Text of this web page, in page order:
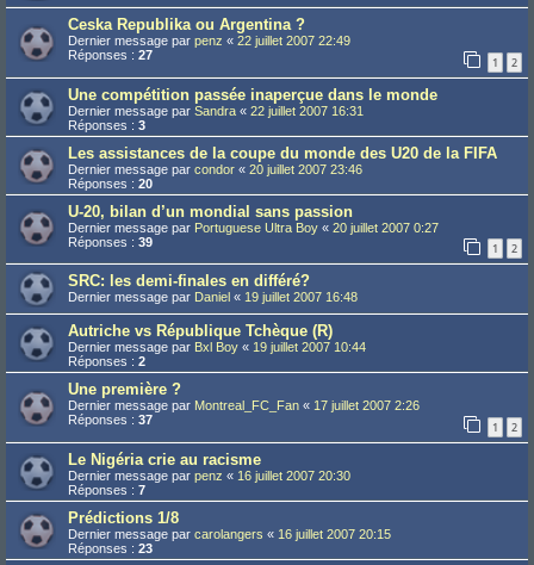
Ceska Republika ou Argentina ?
Dernier message par penz « 22 juillet 2007 22:49
Réponses : 27 1 2
Une compétition passée inaperçue dans le monde
Dernier message par Sandra « 22 juillet 2007 16:31
Réponses : 3
Les assistances de la coupe du monde des U20 de la FIFA
Dernier message par condor « 20 juillet 2007 23:46
Réponses : 20
U-20, bilan d’un mondial sans passion
Dernier message par Portuguese Ultra Boy « 20 juillet 2007 0:27
Réponses : 39 1 2
SRC: les demi-finales en différé?
Dernier message par Daniel « 19 juillet 2007 16:48
Autriche vs République Tchèque (R)
Dernier message par Bxl Boy « 19 juillet 2007 10:44
Réponses : 2
Une première ?
Dernier message par Montreal_FC_Fan « 17 juillet 2007 2:26
Réponses : 37 1 2
Le Nigéria crie au racisme
Dernier message par penz « 16 juillet 2007 20:30
Réponses : 7
Prédictions 1/8
Dernier message par carolangers « 16 juillet 2007 20:15
Réponses : 23